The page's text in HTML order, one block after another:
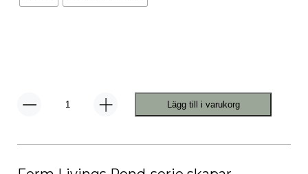
Pond
Lägg till i varukorg